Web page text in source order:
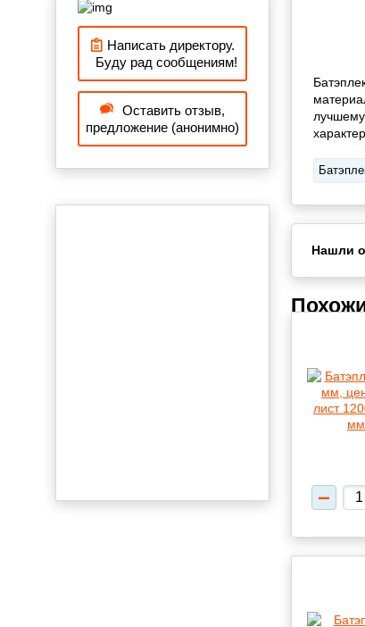
Написать директору.
Буду рад сообщениям!
Оставить отзыв,
предложение (анонимно)
Нашли